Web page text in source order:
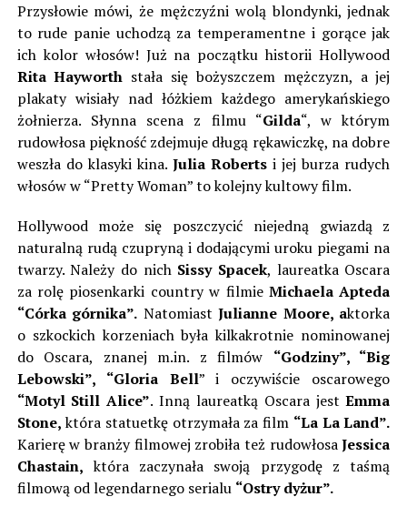
Przysłowie mówi, że mężczyźni wolą blondynki, jednak
to rude panie uchodzą za temperamentne i gorące jak
ich kolor włosów! Już na początku historii Hollywood
Rita Hayworth stała się bożyszczem mężczyzn, a jej
plakaty wisiały nad łóżkiem każdego amerykańskiego
żołnierza. Słynna scena z filmu “Gilda“, w którym
rudowłosa piękność zdejmuje długą rękawiczkę, na dobre
weszła do klasyki kina. Julia Roberts i jej burza rudych
włosów w “Pretty Woman” to kolejny kultowy film.
Hollywood może się poszczycić niejedną gwiazdą z
naturalną rudą czupryną i dodającymi uroku piegami na
twarzy. Należy do nich Sissy Spacek, laureatka Oscara
za rolę piosenkarki country w filmie Michaela Apteda
“Córka górnika”. Natomiast Julianne Moore, aktorka
o szkockich korzeniach była kilkakrotnie nominowanej
do Oscara, znanej m.in. z filmów “Godziny”, “Big
Lebowski”, “Gloria Bell” i oczywiście oscarowego
“Motyl Still Alice”. Inną laureatką Oscara jestEmma
Stone,która statuetkę otrzymała za film “La La Land”.
Karierę w branży filmowej zrobiła też rudowłosaJessica
Chastain, która zaczynała swoją przygodę z taśmą
filmową od legendarnego serialu “Ostry dyżur”.